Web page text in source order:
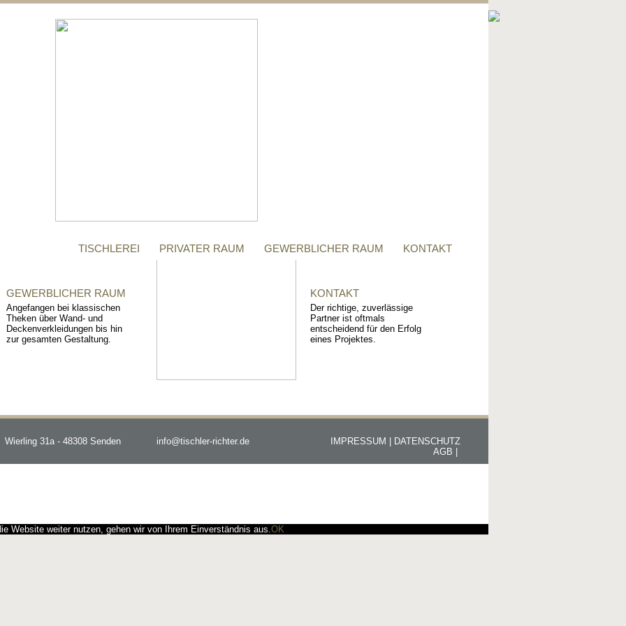
TISCHLEREI PRIVATER RAUM GEWERBLICHER RAUM KONTAKT
GEWERBLICHER RAUM
Angefangen bei klassischen
Theken über Wand- und
Deckenverkleidungen bis hin
zur gesamten Gestaltung.
KONTAKT
Der richtige, zuverlässige
Partner ist oftmals
entscheidend für den Erfolg
eines Projektes.
Wierling 31a - 48308 Senden info@tischler-richter.de DATENSCHUTZ
IMPRESSUM |
AGB |
Website weiter nutzen, gehen wir von Ihrem Einverständnis aus.OK